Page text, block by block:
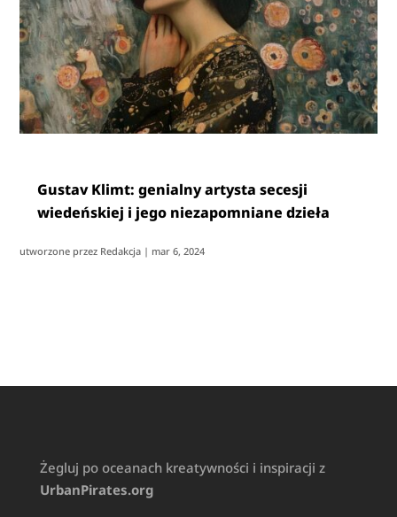
Gustav Klimt: genialny artysta secesji
wiedeńskiej i jego niezapomniane dzieła
utworzone przez Redakcja | mar 6, 2024
Żegluj po oceanach kreatywności i inspiracji z
UrbanPirates.org